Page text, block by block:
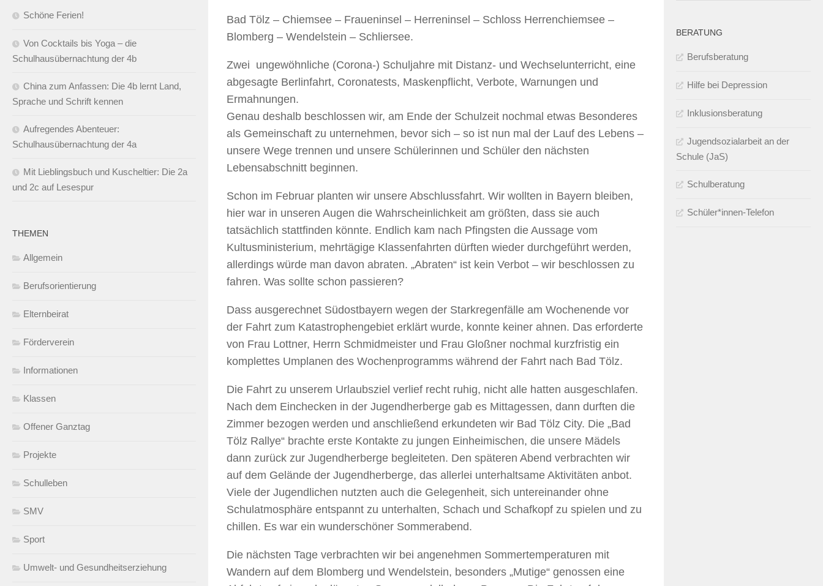
Bad Tölz – Chiemsee – Fraueninsel – Herreninsel – Schloss Herrenchiemsee –
Blomberg – Wendelstein – Schliersee.
Zwei ungewöhnliche (Corona-) Schuljahre mit Distanz- und Wechselunterricht, eine
abgesagte Berlinfahrt, Coronatests, Maskenpflicht, Verbote, Warnungen und
Ermahnungen.
Genau deshalb beschlossen wir, am Ende der Schulzeit nochmal etwas Besonderes
als Gemeinschaft zu unternehmen, bevor sich – so ist nun mal der Lauf des Lebens –
unsere Wege trennen und unsere Schülerinnen und Schüler den nächsten
Lebensabschnitt beginnen.
Schon im Februar planten wir unsere Abschlussfahrt. Wir wollten in Bayern bleiben,
hier war in unseren Augen die Wahrscheinlichkeit am größten, dass sie auch
tatsächlich stattfinden könnte. Endlich kam nach Pfingsten die Aussage vom
Kultusministerium, mehrtägige Klassenfahrten dürften wieder durchgeführt werden,
allerdings würde man davon abraten. „Abraten“ ist kein Verbot – wir beschlossen zu
fahren. Was sollte schon passieren?
Dass ausgerechnet Südostbayern wegen der Starkregenfälle am Wochenende vor
der Fahrt zum Katastrophengebiet erklärt wurde, konnte keiner ahnen. Das erforderte
von Frau Lottner, Herrn Schmidmeister und Frau Gloßner nochmal kurzfristig ein
komplettes Umplanen des Wochenprogramms während der Fahrt nach Bad Tölz.
Die Fahrt zu unserem Urlaubsziel verlief recht ruhig, nicht alle hatten ausgeschlafen.
Nach dem Einchecken in der Jugendherberge gab es Mittagessen, dann durften die
Zimmer bezogen werden und anschließend erkundeten wir Bad Tölz City. Die „Bad
Tölz Rallye“ brachte erste Kontakte zu jungen Einheimischen, die unsere Mädels
dann zurück zur Jugendherberge begleiteten. Den späteren Abend verbrachten wir
auf dem Gelände der Jugendherberge, das allerlei unterhaltsame Aktivitäten anbot.
Viele der Jugendlichen nutzten auch die Gelegenheit, sich untereinander ohne
Schulatmosphäre entspannt zu unterhalten, Schach und Schafkopf zu spielen und zu
chillen. Es war ein wunderschöner Sommerabend.
Die nächsten Tage verbrachten wir bei angenehmen Sommertemperaturen mit
Wandern auf dem Blomberg und Wendelstein, besonders „Mutige“ genossen eine
Schöne Ferien!
Von Cocktails bis Yoga – die
Schulhausübernachtung der 4b
China zum Anfassen: Die 4b lernt Land,
Sprache und Schrift kennen
Aufregendes Abenteuer:
Schulhausübernachtung der 4a
Mit Lieblingsbuch und Kuscheltier: Die 2a
und 2c auf Lesespur
THEMEN
Allgemein
Berufsorientierung
Elternbeirat
Förderverein
Informationen
Klassen
Offener Ganztag
Projekte
Schulleben
SMV
Sport
Umwelt- und Gesundheitserziehung
BERATUNG
Berufsberatung
Hilfe bei Depression
Inklusionsberatung
Jugendsozialarbeit an der
Schule (JaS)
Schulberatung
Schüler*innen-Telefon